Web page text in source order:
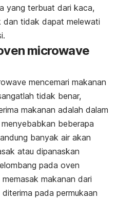
yang terbuat dari kaca,
dan tidak dapat melewati
microwave
mencemari makanan
tidak benar,
makanan adalah dalam
beberapa
banyak air akan
atau dipanaskan
pada oven
makanan dari
pada permukaan